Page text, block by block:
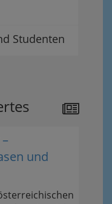
Studenten
und